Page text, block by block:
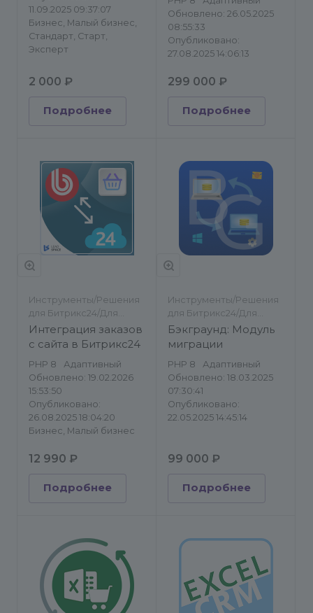
11.09.2025 09:37:07
Бизнес, Малый бизнес,
Стандарт, Старт,
Эксперт
2 000 ₽
Подробнее
Обновлено: 26.05.2025
08:55:33
Опубликовано:
27.08.2025 14:06:13
299 000 ₽
Подробнее
Инструменты/Решения
для Битрикс24/Для
разработчиков/
Импорт/экспорт
Интеграция заказов
с сайта в Битрикс24
PHP 8
Адаптивный
Обновлено: 19.02.2026
15:53:50
Опубликовано:
26.08.2025 18:04:20
Бизнес, Малый бизнес
12 990 ₽
Подробнее
Инструменты/Решения
для Битрикс24/Для
разработчиков/
Импорт/экспорт
Бэкграунд: Модуль
миграции
PHP 8
Адаптивный
Обновлено: 18.03.2025
07:30:41
Опубликовано:
22.05.2025 14:45:14
99 000 ₽
Подробнее